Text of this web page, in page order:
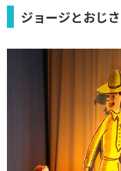
ジョージとおじ